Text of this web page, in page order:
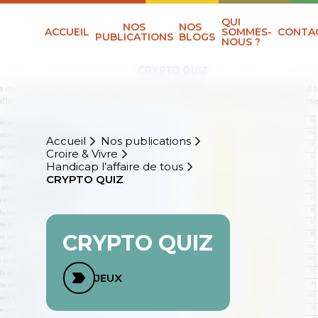
ACCUEIL NOS
PUBLICATIONS
NOS
BLOGS
QUI
SOMMES-
NOUS ?
Accueil
Nos publications
Croire & Vivre
Handicap l’affaire de tous
CRYPTO QUIZ
CRYPTO QUIZ
JEUX